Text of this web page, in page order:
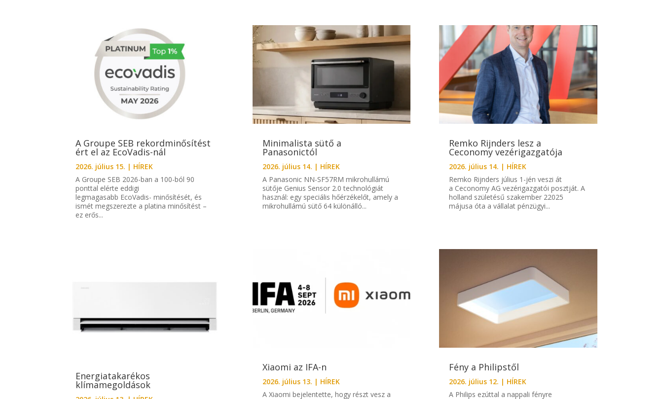
A Groupe SEB rekordminősítést
ért el az EcoVadis-nál
2026. július 15. | HÍREK
A Groupe SEB 2026-ban a 100-ból 90
ponttal elérte eddigi
legmagasabb EcoVadis- minősítését, és
ismét megszerezte a platina minősítést –
ez erős...
Energiatakarékos
klímamegoldások
Minimalista sütő a
Panasonictól
2026. július 14. | HÍREK
A Panasonic NN-SF57RM mikrohullámú
sütője Genius Sensor 2.0 technológiát
használ: egy speciális hőérzékelőt, amely a
mikrohullámú sütő 64 különálló...
Xiaomi az IFA-n
2026. július 13. | HÍREK
A Xiaomi bejelentette, hogy részt vesz a
Remko Rijnders lesz a
Ceconomy vezérigazgatója
2026. július 14. | HÍREK
Remko Rijnders július 1-jén veszi át
a Ceconomy AG vezérigazgatói posztját. A
holland születésű szakember 22025
májusa óta a vállalat pénzügyi...
Fény a Philipstől
2026. július 12. | HÍREK
A Philips ezúttal a nappali fényre